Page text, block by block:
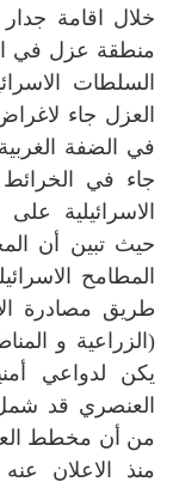
خلال اقامة
منطقة عزل في
السلطات
العزل جاء
في الضفة
جاء في الخرائط
الاسرائيلية
حيث تبين أن
المطامح
طريق مصادرة
(الزراعية و
يكن لدواعي
العنصري قد
من أن مخطط